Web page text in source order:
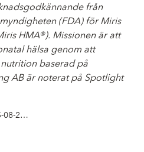
från
(FDA) för Miris
HMA®). Missionen är att
hälsa genom att
baserad på
AB är noterat på Spotlight
2025-08-20_Sto¨rre innehavsfo¨ra¨ndringar Miris Holding AB_FINAL